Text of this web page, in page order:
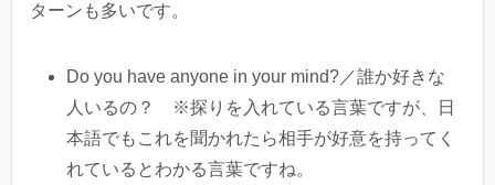
ターンも多いです。
Do you have anyone in your mind?／誰か好きな
人いるの？ ※探りを入れている言葉ですが、日
本語でもこれを聞かれたら相手が好意を持ってく
れているとわかる言葉ですね。